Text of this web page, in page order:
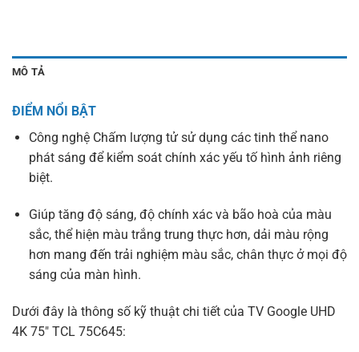
MÔ TẢ
ĐIỂM NỔI BẬT
Công nghệ Chấm lượng tử sử dụng các tinh thể nano
phát sáng để kiểm soát chính xác yếu tố hình ảnh riêng
biệt.
Giúp tăng độ sáng, độ chính xác và bão hoà của màu
sắc, thể hiện màu trắng trung thực hơn, dải màu rộng
hơn mang đến trải nghiệm màu sắc, chân thực ở mọi độ
sáng của màn hình.
Dưới đây là thông số kỹ thuật chi tiết của TV Google UHD
4K 75″ TCL 75C645: